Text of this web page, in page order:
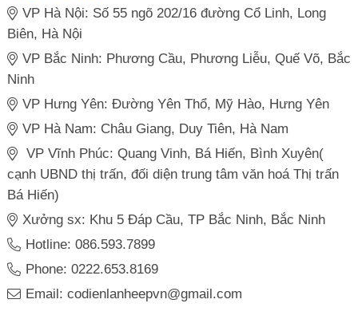
VP Hà Nội: Số 55 ngõ 202/16 đường Cổ Linh, Long
Biên, Hà Nội
VP Bắc Ninh: Phương Cầu, Phương Liễu, Quế Võ, Bắc
Ninh
VP Hưng Yên: Đường Yên Thổ, Mỹ Hào, Hưng Yên
VP Hà Nam: Châu Giang, Duy Tiên, Hà Nam
VP Vĩnh Phúc: Quang Vinh, Bá Hiến, Bình Xuyên(
cạnh UBND thị trấn, đối diện trung tâm văn hoá Thị trấn
Bá Hiến)
Xưởng sx: Khu 5 Đáp Cầu, TP Bắc Ninh, Bắc Ninh
Hotline: 086.593.7899
Phone: 0222.653.8169
Email: codienlanheepvn@gmail.com